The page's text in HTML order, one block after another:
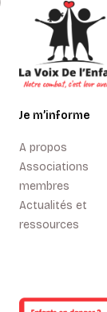
Je m’informe
A propos
Associations
membres
Actualités et
ressources